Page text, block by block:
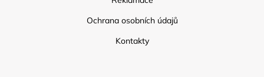
Ochrana osobních údajů
Kontakty